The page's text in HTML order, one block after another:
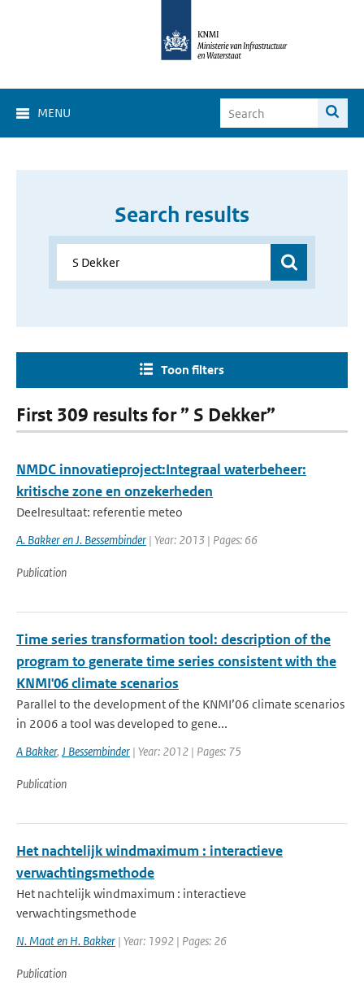
MENU
Search results
Toon filters
First 309 results for ” S Dekker”
NMDC innovatieproject:Integraal waterbeheer:
kritische zone en onzekerheden
Deelresultaat: referentie meteo
A. Bakker en J. Bessembinder | Year: 2013 | Pages: 66
Publication
Time series transformation tool: description of the
program to generate time series consistent with the
KNMI'06 climate scenarios
Parallel to the development of the KNMI’06 climate scenarios
in 2006 a tool was developed to gene...
A Bakker, J Bessembinder | Year: 2012 | Pages: 75
Publication
Het nachtelijk windmaximum : interactieve
verwachtingsmethode
Het nachtelijk windmaximum : interactieve
verwachtingsmethode
N. Maat en H. Bakker | Year: 1992 | Pages: 26
Publication